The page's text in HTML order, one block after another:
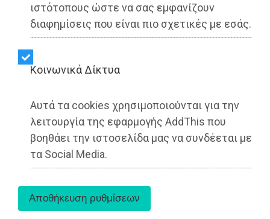
ιστότοπους ώστε να σας εμφανίζουν
διαφημίσεις που είναι πιο σχετικές με εσάς.
Kοινωνικά Δίκτυα
Αυτά τα cookies χρησιμοποιούνται για την
λειτουργία της εφαρμογής AddThis που
βοηθάει την ιστοσελίδα μας να συνδέεται με
τα Social Media.